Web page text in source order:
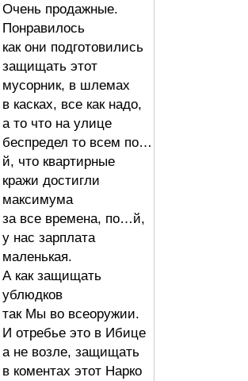
Очень продажные.
Понравилось
как они подготовились
защищать этот
мусорник, в шлемах
в касках, все как надо,
а то что на улице
беспредел то всем по…
й, что квартирные
кражи достигли
максимума
за все времена, по…й,
у нас зарплата
маленькая.
А как защищать
ублюдков
так Мы во всеоружии.
И отребье это в Ибице
а не возле, защищать
в коментах этот Нарко